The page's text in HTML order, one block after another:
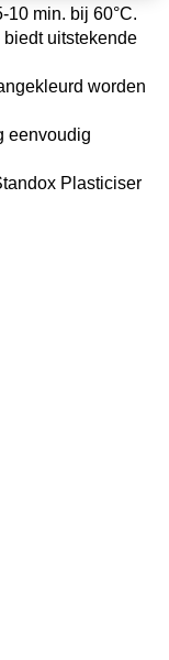
10 min. bij 60°C.
biedt uitstekende
worden
eenvoudig
Plasticiser